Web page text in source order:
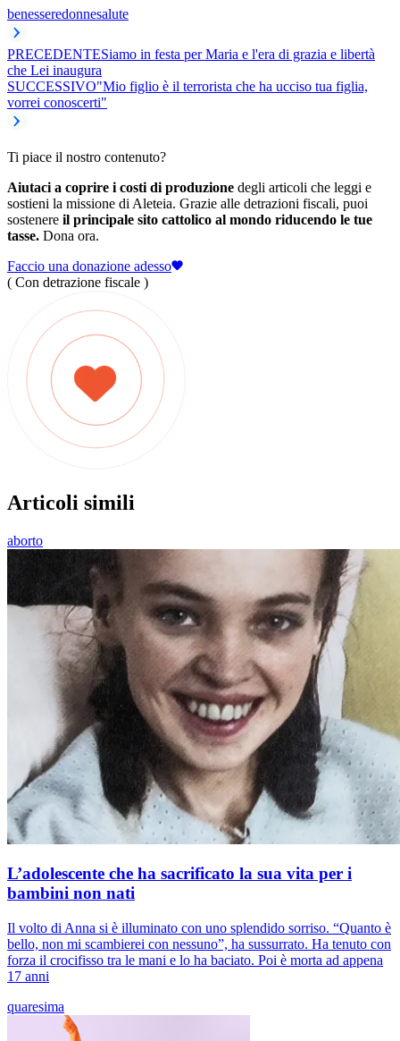
benesseredonnesalute
PRECEDENTESiamo in festa per Maria e l'era di grazia e libertà
che Lei inaugura
SUCCESSIVO"Mio figlio è il terrorista che ha ucciso tua figlia,
vorrei conoscerti"
Ti piace il nostro contenuto?
Aiutaci a coprire i costi di produzione degli articoli che leggi e
sostieni la missione di Aleteia. Grazie alle detrazioni fiscali, puoi
sostenere il principale sito cattolico al mondo riducendo le tue
tasse. Dona ora.
Faccio una donazione adesso
( Con detrazione fiscale )
Articoli simili
aborto
L’adolescente che ha sacrificato la sua vita per i
bambini non nati
Il volto di Anna si è illuminato con uno splendido sorriso. “Quanto è
bello, non mi scambierei con nessuno”, ha sussurrato. Ha tenuto con
forza il crocifisso tra le mani e lo ha baciato. Poi è morta ad appena
17 anni
quaresima